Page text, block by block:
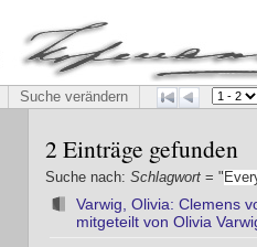
Suche verändern
2 Einträge gefunden
Suche nach: Schlagwort = "
Varwig, Olivia: Clemens
mitgeteilt von Olivia